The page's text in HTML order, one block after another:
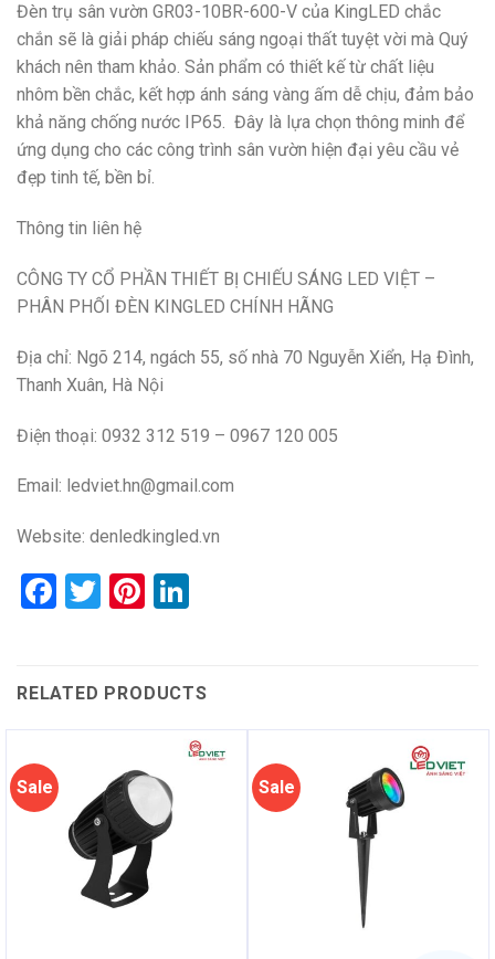
Đèn trụ sân vườn GR03-10BR-600-V của KingLED chắc
chắn sẽ là giải pháp chiếu sáng ngoại thất tuyệt vời mà Quý
khách nên tham khảo. Sản phẩm có thiết kế từ chất liệu
nhôm bền chắc, kết hợp ánh sáng vàng ấm dễ chịu, đảm bảo
khả năng chống nước IP65. Đây là lựa chọn thông minh để
ứng dụng cho các công trình sân vườn hiện đại yêu cầu vẻ
đẹp tinh tế, bền bỉ.
Thông tin liên hệ
CÔNG TY CỔ PHẦN THIẾT BỊ CHIẾU SÁNG LED VIỆT –
PHÂN PHỐI ĐÈN KINGLED CHÍNH HÃNG
Địa chỉ: Ngõ 214, ngách 55, số nhà 70 Nguyễn Xiển, Hạ Đình,
Thanh Xuân, Hà Nội
Điện thoại: 0932 312 519 – 0967 120 005
Email: ledviet.hn@gmail.com
Website: denledkingled.vn
Facebook
TwitterPinterest
RELATED PRODUCTS
Sale Sale